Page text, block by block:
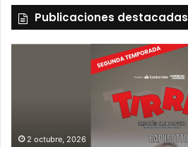
Publicaciones destacadas